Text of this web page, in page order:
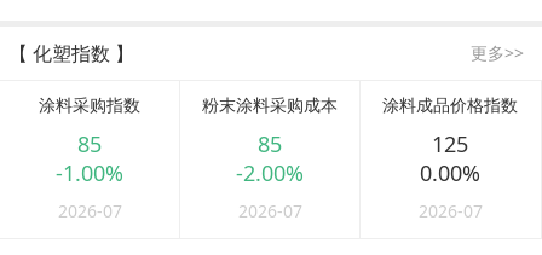
【 化塑指数 】 更多>>
涂料采购指数
85
-1.00%
2026-07
粉末涂料采购成本
85
-2.00%
2026-07
涂料成品价格指数
125
0.00%
2026-07